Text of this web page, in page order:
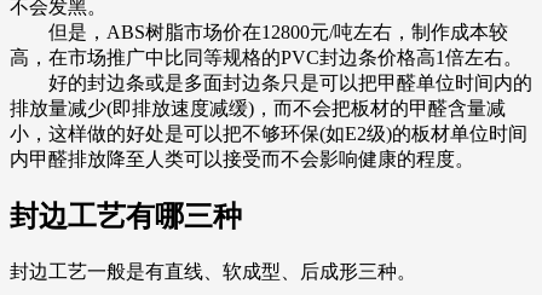
不会发黑。
但是，ABS树脂市场价在12800元/吨左右，制作成本较
高，在市场推广中比同等规格的PVC封边条价格高1倍左右。
好的封边条或是多面封边条只是可以把甲醛单位时间内的
排放量减少(即排放速度减缓)，而不会把板材的甲醛含量减
小，这样做的好处是可以把不够环保(如E2级)的板材单位时间
内甲醛排放降至人类可以接受而不会影响健康的程度。
封边工艺有哪三种
封边工艺一般是有直线、软成型、后成形三种。